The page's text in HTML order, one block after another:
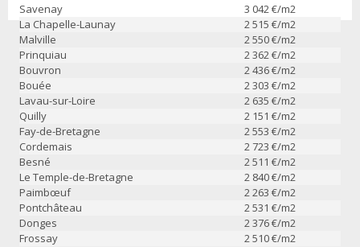
Savenay 3 042 €/m2
La Chapelle-Launay
2 515 €/m2
Malville
2 550€/m2
Prinquiau
2 362 €/m2
Bouvron
2 436€/m2
Bouée
2 303 €/m2
Lavau-sur-Loire
2 635 €/m2
Quilly
2 151 €/m2
Fay-de-Bretagne
2 553 €/m2
Cordemais
2 723 €/m2
Besné
2 511 €/m2
Le Temple-de-Bretagne
2 840€/m2
Paimbœuf
2 263 €/m2
Pontchâteau
2 531 €/m2
Donges
2 376€/m2
Frossay
2 510€/m2